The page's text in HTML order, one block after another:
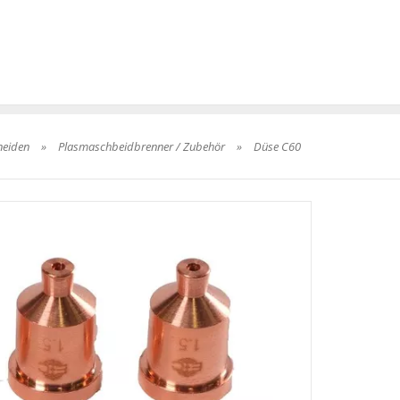
» Plasmaschbeidbrenner / Zubehör » Düse C60